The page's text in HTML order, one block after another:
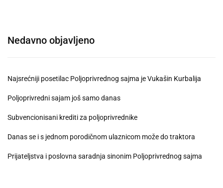
Nedavno objavljeno
Najsrećniji posetilac Poljoprivrednog sajma je Vukašin Kurbalija
Poljoprivredni sajam još samo danas
Subvencionisani krediti za poljoprivrednike
Danas se i s jednom porodičnom ulaznicom može do traktora
Prijateljstva i poslovna saradnja sinonim Poljoprivrednog sajma